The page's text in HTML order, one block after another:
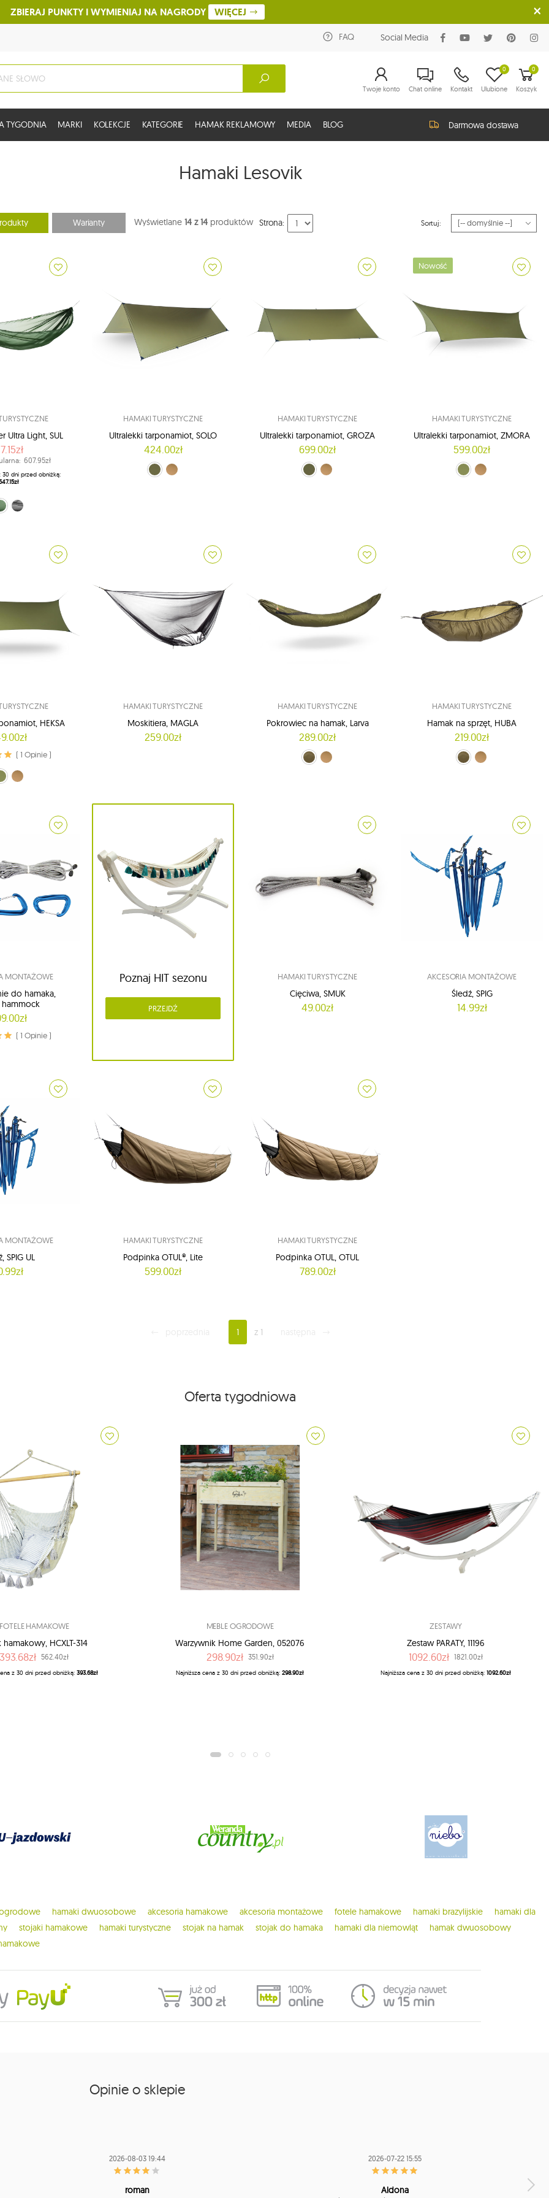
ZBIERAJ PUNKTY I WYMIENIAJ NA NAGRODY WIĘCEJ
FAQ Social Media
Twoje konto Chat online Kontakt Ulubione
0 0
Koszyk
TYGODNIA MARKI KOLEKCJE KATEGORIE HAMAK REKLAMOWY MEDIA BLOG Darmowa dostawa
Hamaki Lesovik
Warianty Wyświetlane 14 z 14 produktów Strona: Sortuj:
Ultra Light, SUL
607.95zł
30 dni przed obniżką:
(1)
czarny (2)
HAMAKI TURYSTYCZNE
Ultralekki tarponamiot, SOLO
424.00zł
Crocodile Green (Crocodile Green)
Brązowy (Kangaroo)
HAMAKI TURYSTYCZNE
Ultralekki tarponamiot, GROZA
699.00zł
Crocodile Green (Crocodile Green)
Brązowy (Kangaroo)
Nowość
HAMAKI TURYSTYCZNE
Ultralekki tarponamiot, ZMORA
599.00zł
Crocodile Green (Crocodile Green)
Brązowy (Kangaroo)
HEKSA
( 1 Opinie )
Green)
(Walnut Brown)
HAMAKI TURYSTYCZNE
Moskitiera, MAGLA
259.00zł
HAMAKI TURYSTYCZNE
Pokrowiec na hamak, Larva
289.00zł
Crocodile Green (Crocodile green)
Brązowy (Kangaroo brown)
HAMAKI TURYSTYCZNE
Hamak na sprzęt, HUBA
219.00zł
Crocodile Green (Crocodile green)
Brązowy (Kangaroo brown)
MONTAŻOWE
do hamaka,
hammock
( 1 Opinie )
Poznaj HIT sezonu
PRZEJDŹ
HAMAKI TURYSTYCZNE
Cięciwa, SMUK
49.00zł
AKCESORIA MONTAŻOWE
Śledź, SPIG
14.99zł
MONTAŻOWE
SPIG UL
HAMAKI TURYSTYCZNE
Podpinka OTUL®, Lite
599.00zł
HAMAKI TURYSTYCZNE
Podpinka OTUL, OTUL
789.00zł
1 z 1
Oferta tygodniowa
FOTELE HAMAKOWE
hamakowy, HCXLT-314
393.68zł 562.40zł
z 30 dni przed obniżką: 393.68zł
MEBLE OGRODOWE
Warzywnik Home Garden, 052076
298.90zł 351.90zł
Najniższa cena z 30 dni przed obniżką:298.90zł
ZESTAWY
Zestaw PARATY, 11196
1092.60zł 1821.00zł
Najniższa cena z 30 dni przed obniżką: 1092.60zł
hamaki dwuosobowe akcesoria hamakowe akcesoria montażowe fotele hamakowe hamaki brazylijskie
hamaki dla
stojaki hamakowe hamaki turystyczne stojak na hamak stojak do hamaka hamaki dla niemowląt
hamak dwuosobowy
Opinie o sklepie
2026-08-03 19:44
roman
2026-07-22 15:55
Aldona